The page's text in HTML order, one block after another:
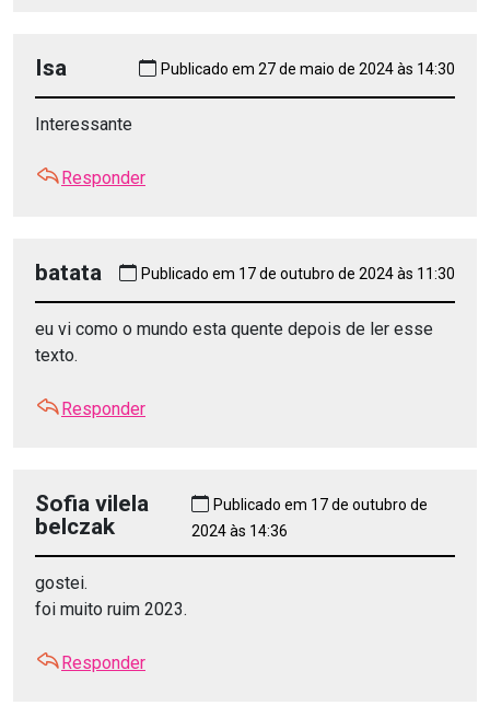
Isa Publicado em 27 de maio de 2024 às 14:30
Interessante
Responder
batata Publicado em 17 de outubro de 2024 às 11:30
eu vi como o mundo esta quente depois de ler esse
texto.
Responder
Sofia vilela
belczak
Publicado em 17 de outubro de
2024 às 14:36
gostei.
foi muito ruim 2023.
Responder